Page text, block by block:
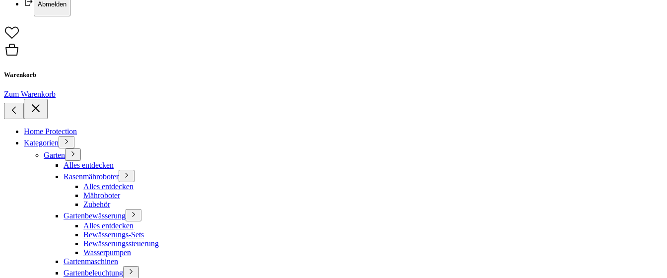
Abmelden
Warenkorb
Zum Warenkorb
Home Protection
Kategorien
Garten
Alles entdecken
Rasenmähroboter
Alles entdecken
Mähroboter
Zubehör
Gartenbewässerung
Alles entdecken
Bewässerungs-Sets
Bewässerungssteuerung
Wasserpumpen
Gartenmaschinen
Gartenbeleuchtung